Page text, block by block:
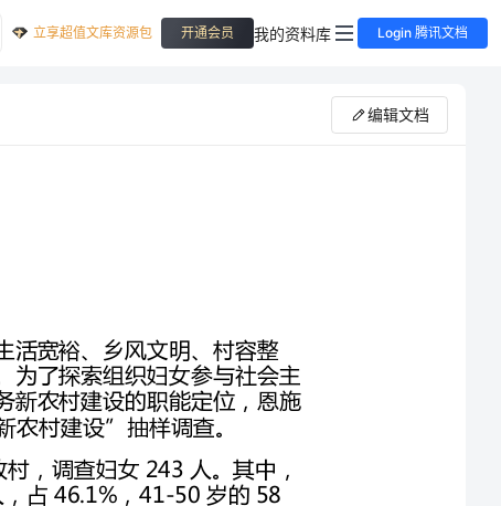
立享超值文库资源包 开通会员 我的资料库 Login 腾讯文档
编辑文档
调查对象。恩施州农村妇女。此次共调查24个行政村，调查妇女243人。其中，
30岁以下的46人，占18.9%，31-40岁的112人，占46.1%，41-50岁的58
人，占23.89%，51岁以上的27人，占11.11%；小学及以下文化程度的76
调查方法。随机抽样。全州8县市各随机抽查3个村，每村随机调查10人左右。